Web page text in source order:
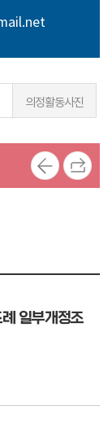
의정활동사진
일부개정조